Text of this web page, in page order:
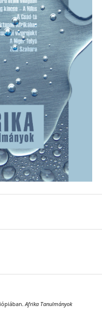
Afrika Tanulmányok